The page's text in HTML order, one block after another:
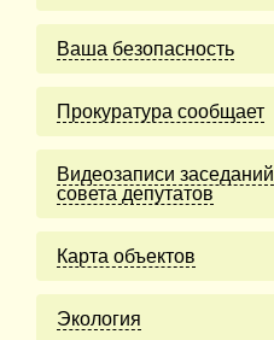
Ваша безопасность
Прокуратура сообщает
Видеозаписи заседаний
совета депутатов
Карта объектов
Экология